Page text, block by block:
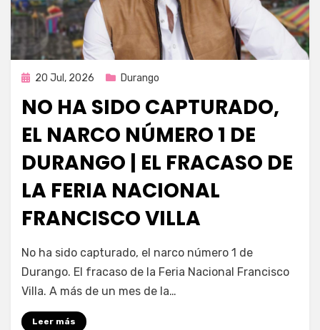
Publicada
20 Jul, 2026 Durango
NO HA SIDO CAPTURADO,
EL NARCO NÚMERO 1 DE
DURANGO | EL FRACASO DE
LA FERIA NACIONAL
FRANCISCO VILLA
por Fernando Miranda Servín
No ha sido capturado, el narco número 1 de
Durango. El fracaso de la Feria Nacional Francisco
Villa. A más de un mes de la…
Leer más